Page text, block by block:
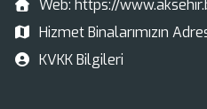
Web: https://
Hizmet Binalarımızın
KVKK Bilgileri